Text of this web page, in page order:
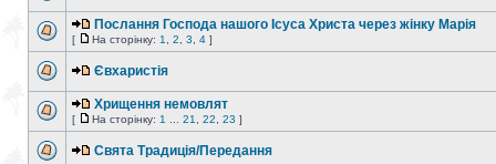
Послання Господа нашого Ісуса Христа через жінку Марія
[ На сторінку: 1 2 3 4 ]
Євхаристія
Хрищення немовлят
[ На сторінку: 1 21 22 23 ]
Свята Традиція/Передання